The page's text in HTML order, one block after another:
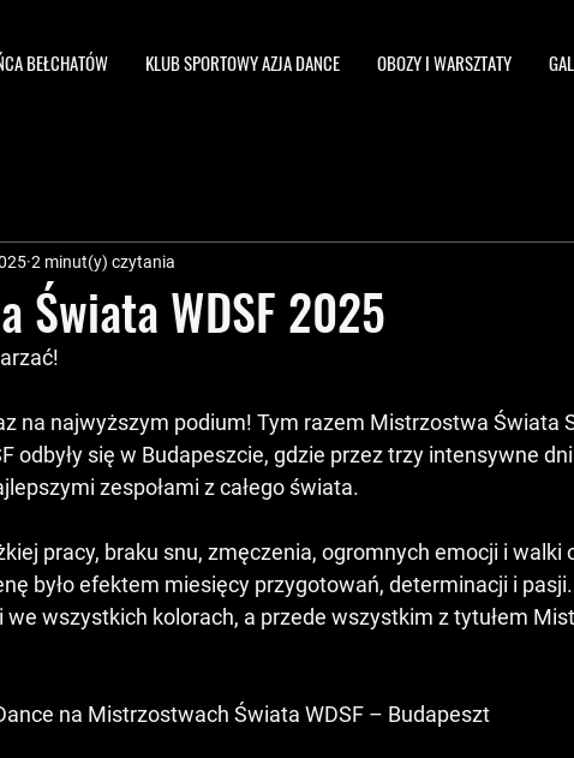
BEŁCHATÓW KLUB SPORTOWY AZJA DANCE OBOZY I WARSZTATY
Świata WDSF 2025
2 minut(y) czytania
na najwyższym podium! Tym razem Mistrzostwa Świata
odbyły się w Budapeszcie, gdzie przez trzy intensywne dni
zespołami z całego świata.
pracy, braku snu, zmęczenia, ogromnych emocji i walki
było efektem miesięcy przygotowań, determinacji i
we wszystkich kolorach, a przede wszystkim z tytułem
na Mistrzostwach Świata WDSF – Budapeszt